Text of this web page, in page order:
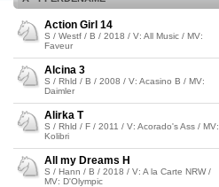
Action Girl 14
S / Westf / B / 2018 / V: All Music / MV:
Faveur
Alcina 3
S / Rhld / B / 2008 / V: Acasino B / MV:
Daimler
Alirka T
S / Rhld / F / 2011 / V: Acorado's Ass / MV:
Kolibri
All my Dreams H
S / Hann / B / 2018 / V: A la Carte NRW /
MV: D'Olympic